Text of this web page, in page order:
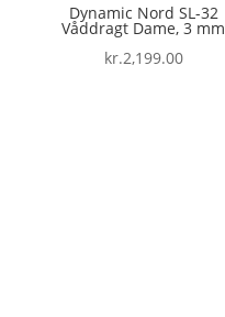
Dynamic Nord SL-32
Våddragt Dame, 3 mm
kr.2,199.00